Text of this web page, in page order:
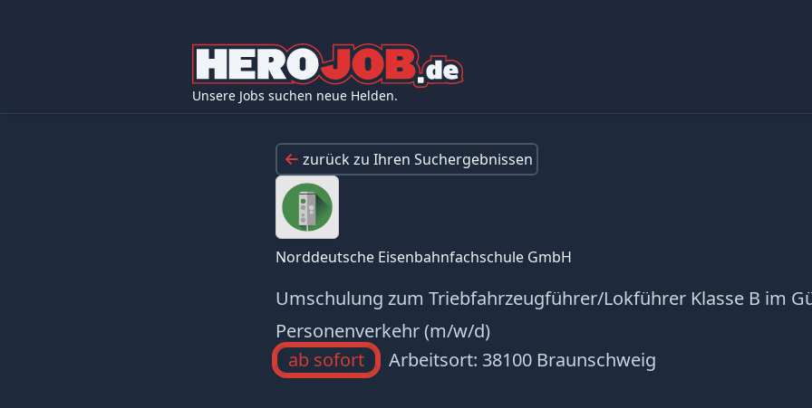
Unsere Jobs suchen neue Helden.
zurück zu Ihren Suchergebnissen
Norddeutsche Eisenbahnfachschule GmbH
Umschulung zum Triebfahrzeugführer/Lokführer Klasse B im
Personenverkehr (m/w/d)
ab sofort
Arbeitsort: 38100 Braunschweig